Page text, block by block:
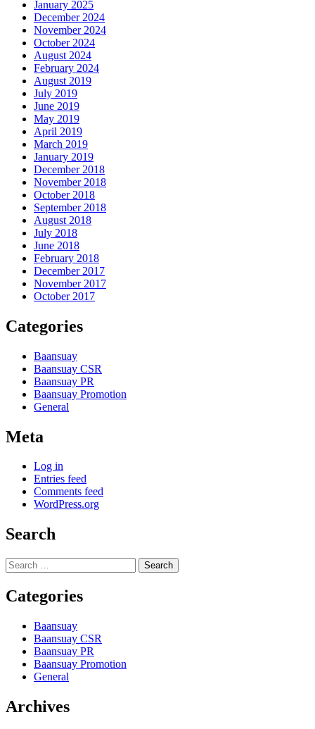
January 2025
December 2024
November 2024
October 2024
August 2024
February 2024
August 2019
July 2019
June 2019
May 2019
April 2019
March 2019
January 2019
December 2018
November 2018
October 2018
September 2018
August 2018
July 2018
June 2018
February 2018
December 2017
November 2017
October 2017
Categories
Baansuay
Baansuay CSR
Baansuay PR
Baansuay Promotion
General
Meta
Log in
Entries feed
Comments feed
WordPress.org
Search
Search
for:
Categories
Baansuay
Baansuay CSR
Baansuay PR
Baansuay Promotion
General
Archives